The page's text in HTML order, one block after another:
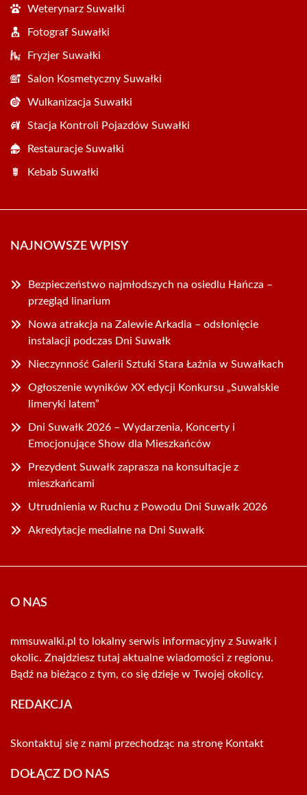
Weterynarz Suwałki
Fotograf Suwałki
Fryzjer Suwałki
Salon Kosmetyczny Suwałki
Wulkanizacja Suwałki
Stacja Kontroli Pojazdów Suwałki
Restauracje Suwałki
Kebab Suwałki
NAJNOWSZE WPISY
Bezpieczeństwo najmłodszych na osiedlu Hańcza –
przegląd linarium
Nowa atrakcja na Zalewie Arkadia – odsłonięcie
instalacji podczas Dni Suwałk
Nieczynność Galerii Sztuki Stara Łaźnia w Suwałkach
Ogłoszenie wyników XX edycji Konkursu „Suwalskie
limeryki latem”
Dni Suwałk 2026 – Wydarzenia, Koncerty i
Emocjonujące Show dla Mieszkańców
Prezydent Suwałk zaprasza na konsultacje z
mieszkańcami
Utrudnienia w Ruchu z Powodu Dni Suwałk 2026
Akredytacje medialne na Dni Suwałk
O NAS
mmsuwalki.pl to lokalny serwis informacyjny z Suwałk i
okolic. Znajdziesz tutaj aktualne wiadomości z regionu.
Bądź na bieżąco z tym, co się dzieje w Twojej okolicy.
REDAKCJA
Skontaktuj się z nami przechodząc na stronę Kontakt
DOŁĄCZ DO NAS